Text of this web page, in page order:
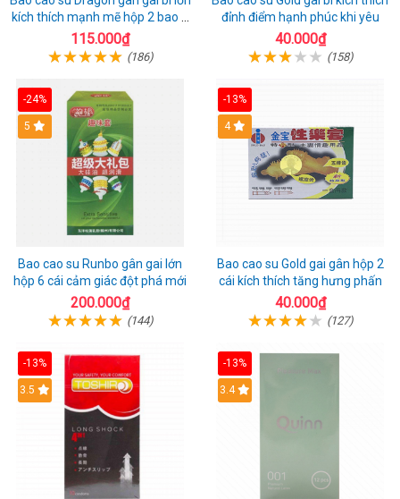
kích thích mạnh mẽ hộp 2 bao +
1 riêng
115.000₫
(186)
đỉnh điểm hạnh phúc khi yêu
40.000₫
(158)
-24%
Hot
5
Bao cao su Runbo gân gai lớn
hộp 6 cái cảm giác đột phá mới
200.000₫
(144)
-13%
Hot
4
Bao cao su Gold gai gân hộp 2
cái kích thích tăng hưng phấn
40.000₫
(127)
-13%
3.5
-13%
3.4